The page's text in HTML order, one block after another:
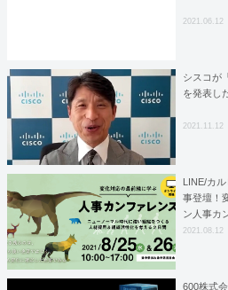
2021.06.12
シスコが
を発表し
2021.11.12
LINE/カ
事登壇！
ン人事カ
（8/25・
2021.08.12
600株式